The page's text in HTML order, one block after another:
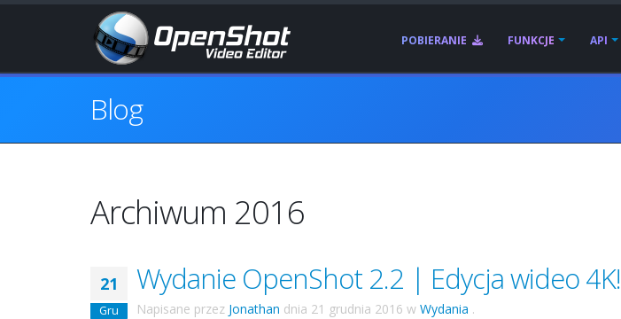
POBIERANIE FUNKCJE API
Blog
Archiwum 2016
21
Gru
Wydanie OpenShot 2.2 | Edycja wideo 4K!
Napisane przez Jonathan dnia 21 grudnia 2016 w Wydania .